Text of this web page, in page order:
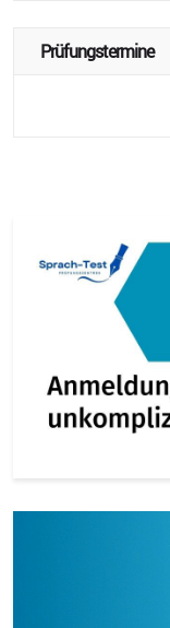
Prüfungstermine